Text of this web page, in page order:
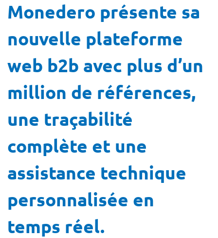
Monedero présente sa
nouvelle plateforme
web b2b avec plus d’un
million de références,
une traçabilité
complète et une
assistance technique
personnalisée en
temps réel.